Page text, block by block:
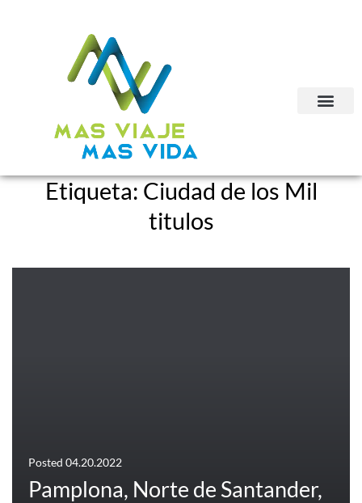
Etiqueta:Ciudad de los Mil
titulos
Posted 04.20.2022
Pamplona, Norte de Santander,